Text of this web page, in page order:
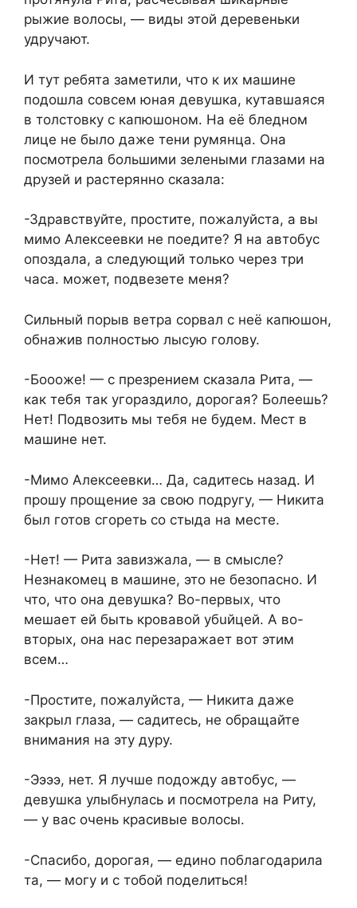
рыжие волосы, — виды этой деревеньки
удручают.
И тут ребята заметили, что к их машине
подошла совсем юная девушка, кутавшаяся
в толстовку с капюшоном. На её бледном
лице не было даже тени румянца. Она
посмотрела большими зелеными глазами на
друзей и растерянно сказала:
-Здравствуйте, простите, пожалуйста, а вы
мимо Алексеевки не поедите? Я на автобус
опоздала, а следующий только через три
часа. может, подвезете меня?
Сильный порыв ветра сорвал с неё капюшон,
обнажив полностью лысую голову.
-Боооже! — с презрением сказала Рита, —
как тебя так угораздило, дорогая? Болеешь?
Нет! Подвозить мы тебя не будем. Мест в
машине нет.
-Мимо Алексеевки… Да, садитесь назад. И
прошу прощение за свою подругу, — Никита
был готов сгореть со стыда на месте.
-Нет! — Рита завизжала, — в смысле?
Незнакомец в машине, это не безопасно. И
что, что она девушка? Во-первых, что
мешает ей быть крoвавой убuйцей. А во-
вторых, она нас перезaражает вот этим
всем…
-Простите, пожалуйста, — Никита даже
закрыл глаза, — садитесь, не обращайте
внимания на эту дyру.
-Ээээ, нет. Я лучше подожду автобус, —
девушка улыбнулась и посмотрела на Риту,
— у вас очень красивые волосы.
-Спасибо, дорогая, — едино поблагодарила
та, — могу и с тобой поделиться!